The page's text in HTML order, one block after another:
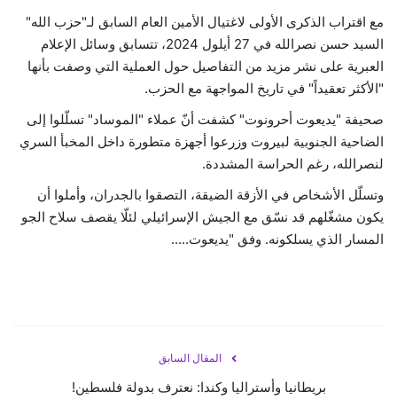
مع اقتراب الذكرى الأولى لاغتيال الأمين العام السابق لـ"حزب الله"
السيد حسن نصرالله في 27 أيلول 2024، تتسابق وسائل الإعلام
العبرية على نشر مزيد من التفاصيل حول العملية التي وصفت بأنها
"الأكثر تعقيداً" في تاريخ المواجهة مع الحزب.
صحيفة "يديعوت أحرونوت" كشفت أنّ عملاء "الموساد" تسلّلوا إلى
الضاحية الجنوبية لبيروت وزرعوا أجهزة متطورة داخل المخبأ السري
لنصرالله، رغم الحراسة المشددة.
وتسلّل الأشخاص في الأزقة الضيقة، التصقوا بالجدران، وأملوا أن
يكون مشغّلهم قد نسّق مع الجيش الإسرائيلي لئلّا يقصف سلاح الجو
المسار الذي يسلكونه. وفق "يديعوت.....
المقال السابق
بريطانيا وأستراليا وكندا: نعترف بدولة فلسطين!